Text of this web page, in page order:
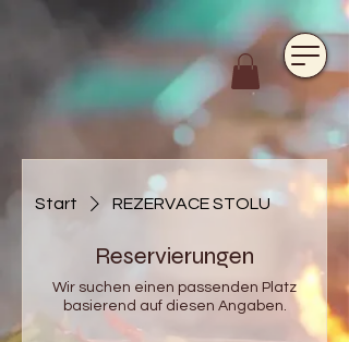
Start REZERVACE STOLU
Reservierungen
Wir suchen einen passenden Platz
basierend auf diesen Angaben.